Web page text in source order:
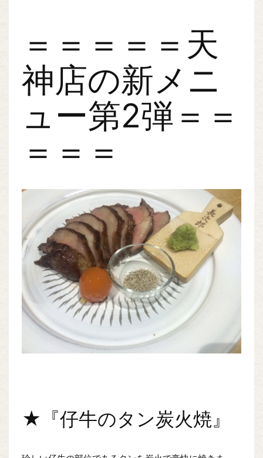
＝＝＝＝＝天
神店の新メニ
ュー第2弾＝＝
＝＝＝
★『仔牛のタン炭火焼』